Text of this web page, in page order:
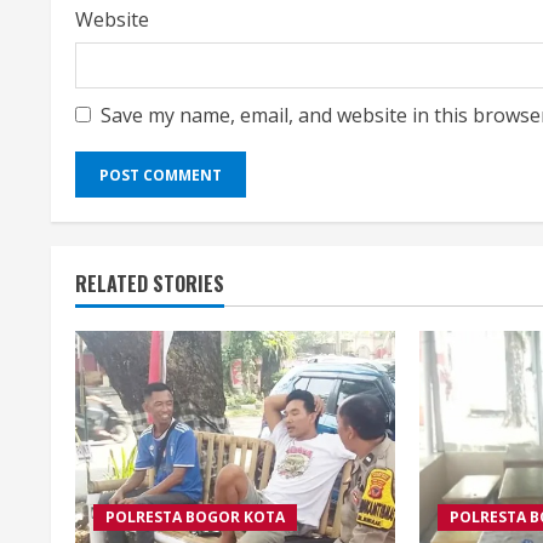
Website
Save my name, email, and website in this
RELATED STORIES
POLRESTA BOGOR KOTA POLRESTA